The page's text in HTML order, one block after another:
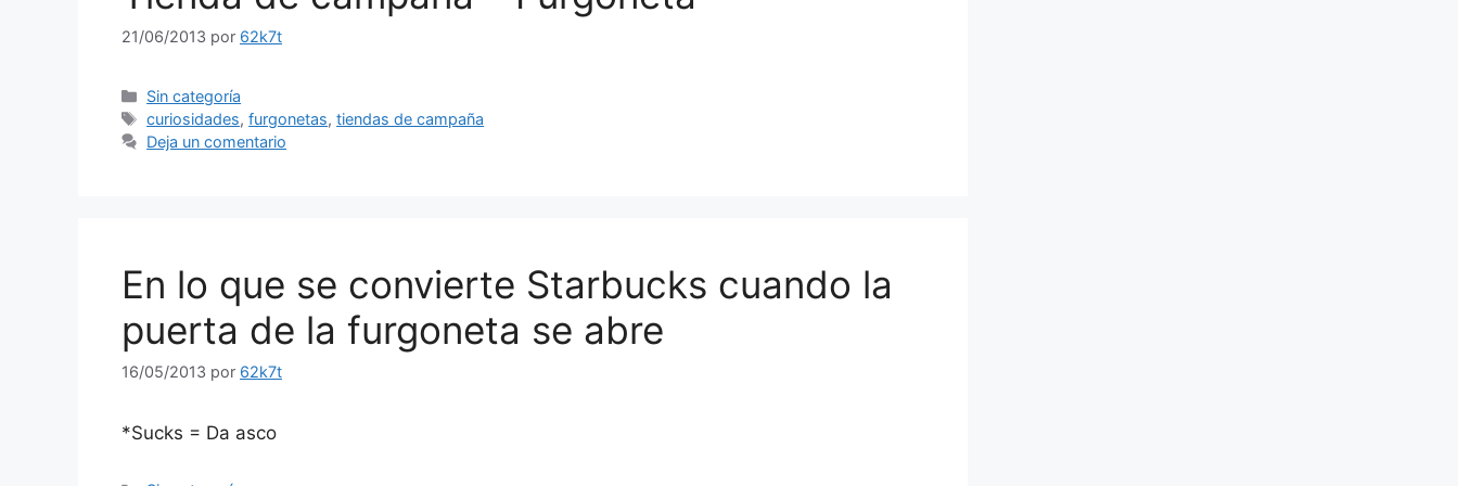
21/06/2013 por 62k7t
Categorías
Sin categoría
Etiquetas
curiosidades,furgonetas,tiendas de campaña
Deja un comentario
En lo que se convierte Starbucks cuando la
puerta de la furgoneta se abre
16/05/2013 por 62k7t
*Sucks = Da asco